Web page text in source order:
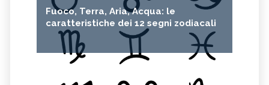
Fuoco, Terra, Aria, Acqua: le
caratteristiche dei 12 segni zodiacali